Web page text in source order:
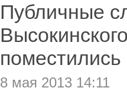
Публичные
поместились
8 мая 2013 14:11